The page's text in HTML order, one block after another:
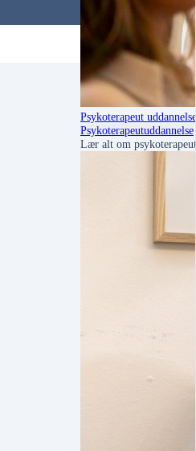
Psykoterapeut
Psykoterapeutuddannelse
Lær alt om